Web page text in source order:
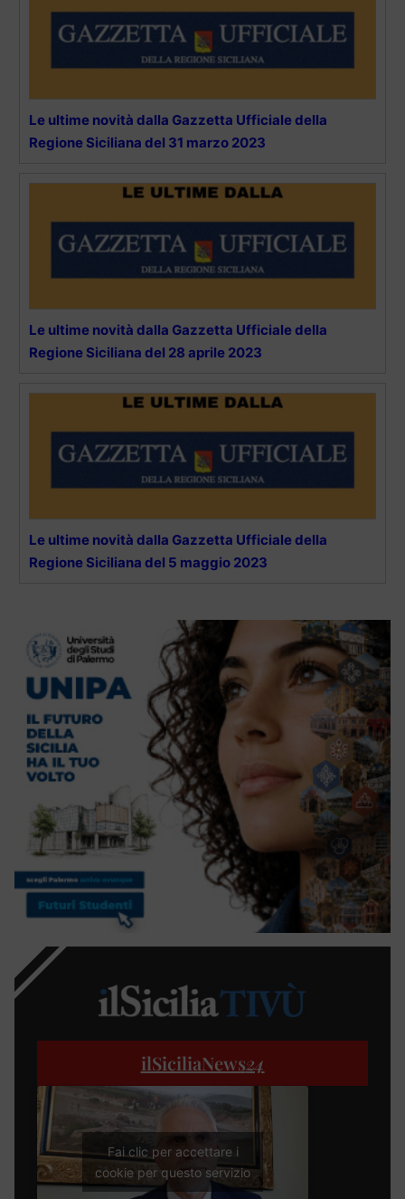
Le ultime novità dalla Gazzetta Ufficiale della
Regione Siciliana del 31 marzo 2023
Le ultime novità dalla Gazzetta Ufficiale della
Regione Siciliana del 28 aprile 2023
Le ultime novità dalla Gazzetta Ufficiale della
Regione Siciliana del 5 maggio 2023
ilSiciliaNews24
Fai clic per accettare i
cookie per questo servizio